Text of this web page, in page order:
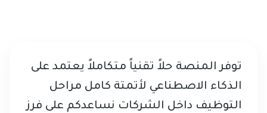
توفر المنصة حلاً تقنياً متكاملاً يعتمد على
الذكاء الاصطناعي لأتمتة كامل مراحل
التوظيف داخل الشركات نساعدكم على فرز